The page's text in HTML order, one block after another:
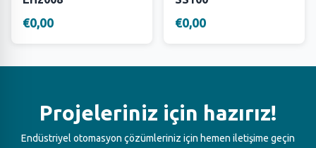
€0,00 €0,00
Projeleriniz için hazırız!
Endüstriyel otomasyon çözümleriniz için hemen iletişime geçin